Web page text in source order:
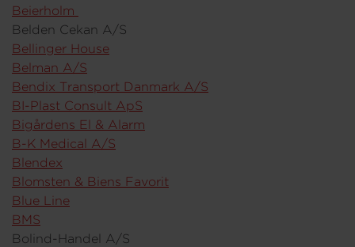
Beierholm
Belden Cekan A/S
Bellinger House
Belman A/S
Bendix Transport Danmark A/S
BI-Plast Consult ApS
Bigårdens El & Alarm
B-K Medical A/S
Blendex
Blomsten & Biens Favorit
Blue Line
BMS
Bolind-Handel A/S